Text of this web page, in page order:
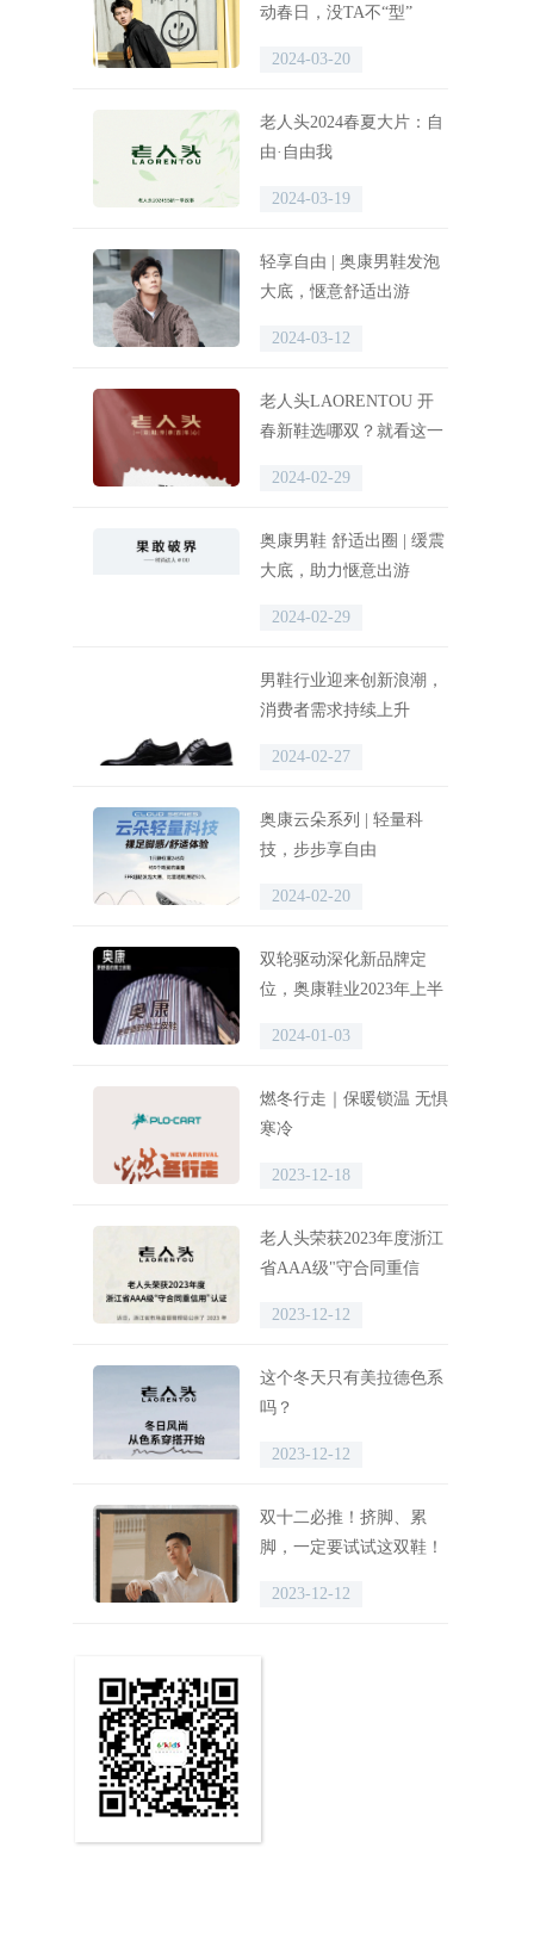
动春日，没TA不“型”
2024-03-20
老人头2024春夏大片：自
由·自由我
2024-03-19
轻享自由 | 奥康男鞋发泡
大底，惬意舒适出游
2024-03-12
老人头LAORENTOU 开
春新鞋选哪双？就看这一
2024-02-29
奥康男鞋 舒适出圈 | 缓震
大底，助力惬意出游
2024-02-29
男鞋行业迎来创新浪潮，
消费者需求持续上升
2024-02-27
奥康云朵系列 | 轻量科
技，步步享自由
2024-02-20
双轮驱动深化新品牌定
位，奥康鞋业2023年上半
2024-01-03
燃冬行走｜保暖锁温 无惧
寒冷
2023-12-18
老人头荣获2023年度浙江
省AAA级"守合同重信
2023-12-12
这个冬天只有美拉德色系
吗？
2023-12-12
双十二必推！挤脚、累
脚，一定要试试这双鞋！
2023-12-12